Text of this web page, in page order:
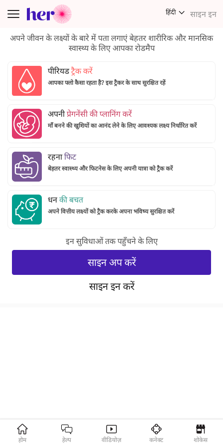
Toggle navigation
हिंदी साइन इन
अपने जीवन के लक्ष्यों के बारे में पता लगाएंबेहतर शारीरिक और मानसिक
स्वास्थ्य के लिए आपका रोडमैप
पीरियडट्रैक करें
आपका फ्लो कैसा रहता है? इस ट्रैकर के साथ सुरक्षित रहें
अपनीप्रेगनेंसी की प्लानिंग करें
माँ बनने की खुशियों का आनंद लेने के लिए आवश्यक लक्ष्य निर्धारित करें
रहनाफिट
बेहतर स्वास्थ्य और फिटनेस के लिए अपनी यात्रा को ट्रैक करें
धनकी बचत
अपने वित्तीय लक्ष्यों को ट्रैक करके अपना भविष्य सुरक्षित करें
इन सुविधाओं तक पहुँचने के लिए
साइन अप करें
साइन इन करें
होम हेल्प वीडियोज़ कनेक्ट शोकेस